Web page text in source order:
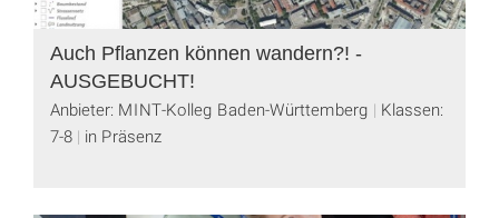
Auch Pflanzen können wandern?! -
AUSGEBUCHT!
Anbieter: MINT-Kolleg Baden-Württemberg
Klassen:
7-8 in Präsenz